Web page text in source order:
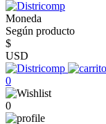
Moneda
Según producto
$
USD
0
0